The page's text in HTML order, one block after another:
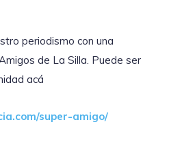
periodismo con una
de La Silla. Puede ser
acá
super-amigo/